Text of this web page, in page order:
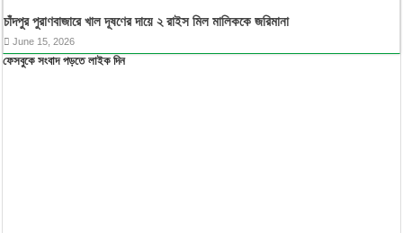
চাঁদপুর পুরাণবাজারে খাল দূষণের দায়ে ২ রাইস মিল মালিককে জরিমানা
June 15, 2026
ফেসবুকে সংবাদ পড়তে লাইক দিন